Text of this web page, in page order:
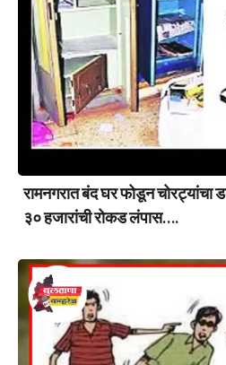
रामनगरात बंद घर फोडून चोरट्यांचा
३० हजारांची रोकड लंपास….